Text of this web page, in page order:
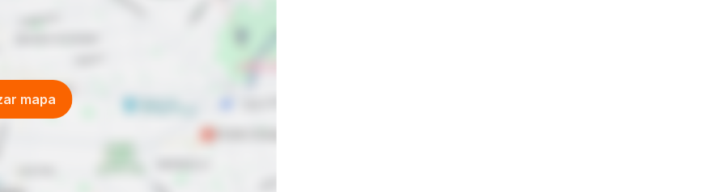
da criança, as duas podem ser
tenham desde os primeiros anos
da vida.
saber o que será interessante? Se
“.
mapa